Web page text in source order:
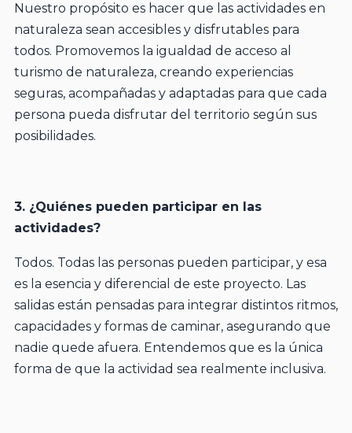
Nuestro propósito es hacer que las actividades en
naturaleza sean accesibles y disfrutables para
todos. Promovemos la igualdad de acceso al
turismo de naturaleza, creando experiencias
seguras, acompañadas y adaptadas para que cada
persona pueda disfrutar del territorio según sus
posibilidades.
3. ¿Quiénes pueden participar en las
actividades?
Todos. Todas las personas pueden participar, y esa
es la esencia y diferencial de este proyecto. Las
salidas están pensadas para integrar distintos ritmos,
capacidades y formas de caminar, asegurando que
nadie quede afuera. Entendemos que es la única
forma de que la actividad sea realmente inclusiva.